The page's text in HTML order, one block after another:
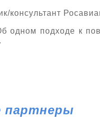
консультант
одном подходе к
партнеры